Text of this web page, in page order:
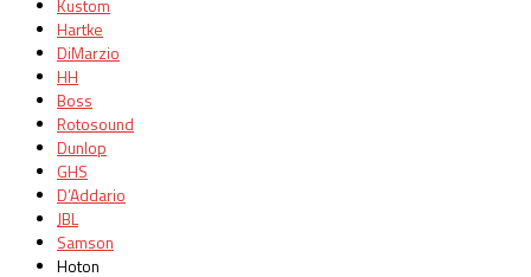
Kustom
Hartke
DiMarzio
HH
Boss
Rotosound
Dunlop
GHS
D’Addario
JBL
Samson
Hoton